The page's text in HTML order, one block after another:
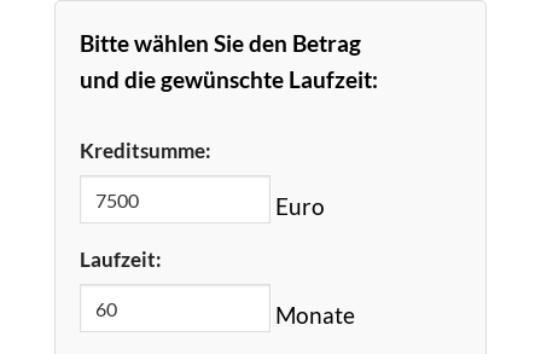
Bitte wählen Sie den Betrag
und die gewünschte Laufzeit:
Kreditsumme:
Euro
Laufzeit:
Monate